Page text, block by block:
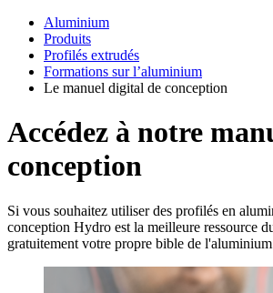
Aluminium
Produits
Profilés extrudés
Formations sur l’aluminium
Le manuel digital de conception
Accédez à notre
conception
Si vous souhaitez utiliser des profilés en
conception Hydro est la meilleure ressource
gratuitement votre propre bible de